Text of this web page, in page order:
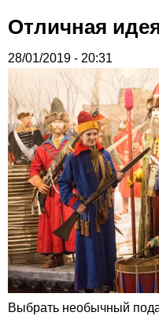
Отличная
28/01/2019 - 20:31
Выбрать необычный